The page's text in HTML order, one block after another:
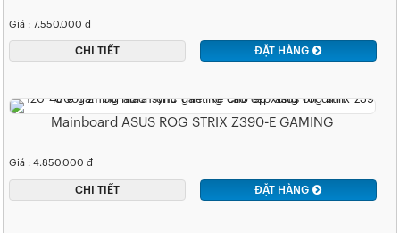
Giá : 7.550.000 đ
CHI TIẾT ĐẶT HÀNG
Mainboard ASUS ROG STRIX Z390-E GAMING
Giá : 4.850.000 đ
CHI TIẾT ĐẶT HÀNG